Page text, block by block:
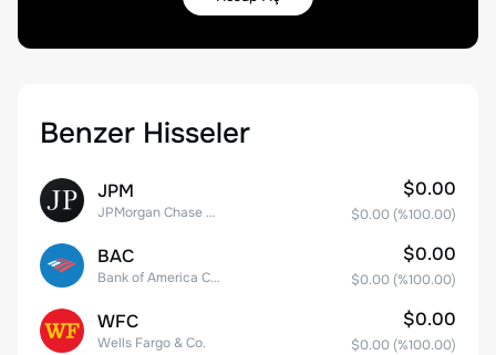
Benzer Hisseler
JPM
JPMorgan Chase & Co.
$0.00
$0.00 (%100.00)
BAC
Bank of America Corporation
$0.00
$0.00 (%100.00)
WFC
Wells Fargo & Co.
$0.00
$0.00 (%100.00)